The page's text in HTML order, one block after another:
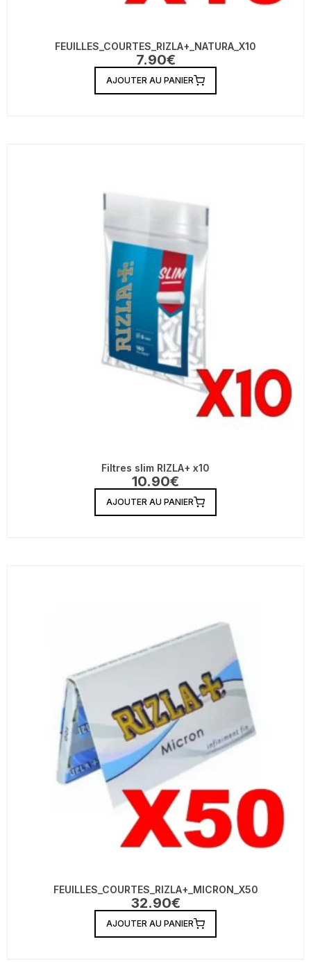
FEUILLES_COURTES_RIZLA+_NATURA_X10
7.90€
AJOUTER AU PANIER
Filtres slim RIZLA+ x10
10.90€
AJOUTER AU PANIER
FEUILLES_COURTES_RIZLA+_MICRON_X50
32.90€
AJOUTER AU PANIER